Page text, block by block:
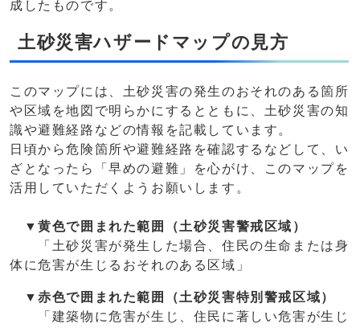
成したものです。
土砂災害ハザードマップの見方
このマップには、土砂災害の発生のおそれのある箇所
や区域を地図で明らかにするとともに、土砂災害の知
識や避難経路などの情報を記載しています。
日頃から危険箇所や避難経路を確認するなどして、い
ざとなったら「早めの避難」を心がけ、このマップを
活用していただくようお願いします。
▼黄色で囲まれた範囲（土砂災害警戒区域）
「土砂災害が発生した場合、住民の生命または身
体に危害が生じるおそれのある区域」
▼赤色で囲まれた範囲（土砂災害特別警戒区域）
「建築物に危害が生じ、住民に著しい危害が生じ